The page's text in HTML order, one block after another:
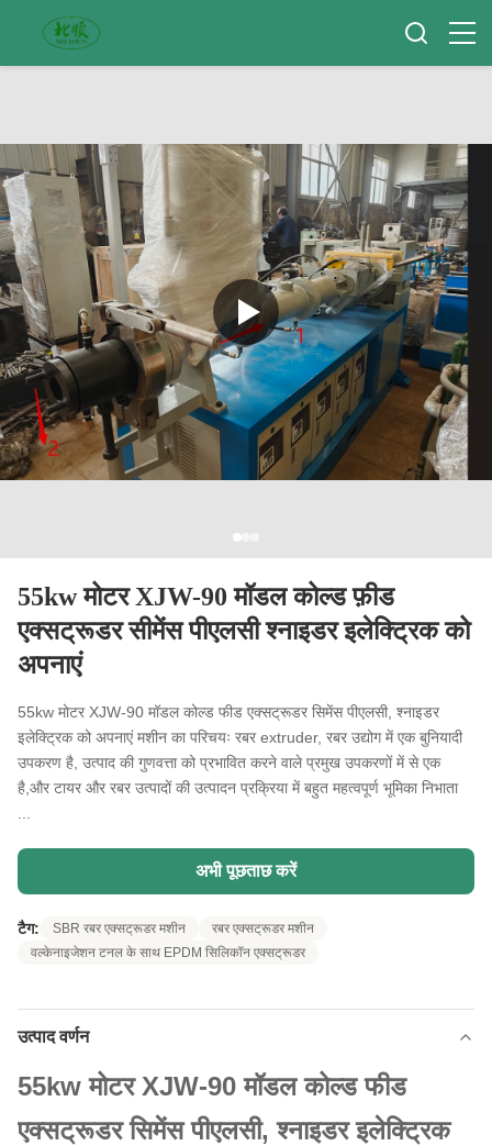
55kw मोटर XJW-90 मॉडल कोल्ड फ़ीड
एक्सट्रूडर सीमेंस पीएलसी श्नाइडर इलेक्ट्रिक को
अपनाएं
55kw मोटर XJW-90 मॉडल कोल्ड फीड एक्सट्रूडर सिमेंस पीएलसी, श्नाइडर
इलेक्ट्रिक को अपनाएं मशीन का परिचयः रबर extruder, रबर उद्योग में एक बुनियादी
उपकरण है, उत्पाद की गुणवत्ता को प्रभावित करने वाले प्रमुख उपकरणों में से एक
है,और टायर और रबर उत्पादों की उत्पादन प्रक्रिया में बहुत महत्वपूर्ण भूमिका निभाता
अभी पूछताछ करें
टैग: SBR रबर एक्सट्रूडर मशीन
रबर एक्सट्रूडर मशीन
वल्केनाइजेशन टनल के साथ EPDM सिलिकॉन एक्सट्रूडर
उत्पाद वर्णन
55kw मोटर XJW-90 मॉडल कोल्ड फीड
एक्सट्रूडर सिमेंस पीएलसी, श्नाइडर इलेक्ट्रिक